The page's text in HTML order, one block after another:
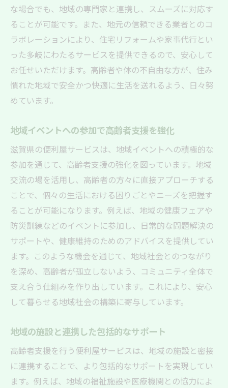
な場合でも、地域の専門家と連携し、スムーズに対応す
ることが可能です。また、地元の信頼できる業者とのコ
ラボレーションにより、住宅リフォームや家事代行とい
った多岐にわたるサービスを提供できるので、安心して
お任せいただけます。高齢者や体の不自由な方が、住み
慣れた地域で安全かつ快適に生活を送れるよう、日々努
めています。
地域イベントへの参加で高齢者支援を強化
滋賀県の便利屋サービスは、地域イベントへの積極的な
参加を通じて、高齢者支援の強化を図っています。地域
交流の場を活用し、高齢者の方々に直接アプローチする
ことで、個々の生活における困りごとやニーズを把握す
ることが可能になります。例えば、地域の健康フェアや
防災訓練などのイベントに参加し、日常的な問題解決の
サポートや、健康維持のためのアドバイスを提供してい
ます。このような機会を通じて、地域社会とのつながり
を深め、高齢者が孤立しないよう、コミュニティ全体で
支え合う仕組みを作り出しています。これにより、安心
して暮らせる地域社会の構築に寄与しています。
地域の施設と連携した包括的なサポート
高齢者支援を行う便利屋サービスは、地域の施設と密接
に連携することで、より包括的なサポートを実現してい
ます。例えば、地域の福祉施設や医療機関との協力によ